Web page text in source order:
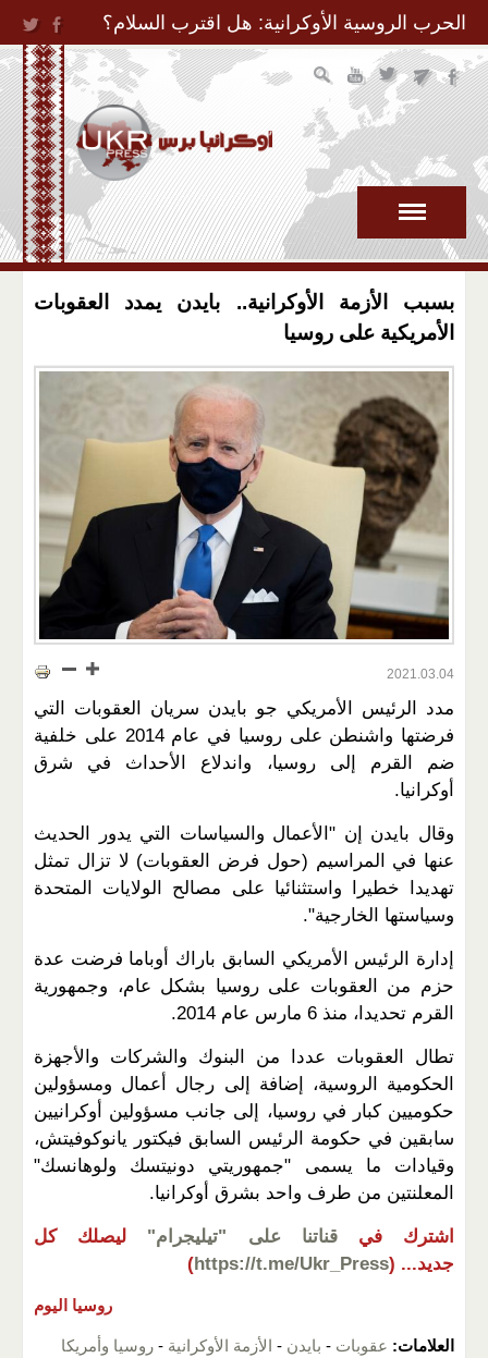
Jump to Navigation
الحرب الروسية الأوكرانية: هل اقترب السلام؟
بسبب الأزمة الأوكرانية.. بايدن يمدد العقوبات
الأمريكية على روسيا
2021.03.04
مدد الرئيس الأمريكي جو بايدن سريان العقوبات التي
فرضتها واشنطن على روسيا في عام 2014 على خلفية
ضم القرم إلى روسيا، واندلاع الأحداث في شرق
أوكرانيا.
وقال بايدن إن "الأعمال والسياسات التي يدور الحديث
عنها في المراسيم (حول فرض العقوبات) لا تزال تمثل
تهديدا خطيرا واستثنائيا على مصالح الولايات المتحدة
وسياستها الخارجية".
إدارة الرئيس الأمريكي السابق باراك أوباما فرضت عدة
حزم من العقوبات على روسيا بشكل عام، وجمهورية
القرم تحديدا، منذ 6 مارس عام 2014.
تطال العقوبات عددا من البنوك والشركات والأجهزة
الحكومية الروسية، إضافة إلى رجال أعمال ومسؤولين
حكوميين كبار في روسيا، إلى جانب مسؤولين أوكرانيين
سابقين في حكومة الرئيس السابق فيكتور يانوكوفيتش،
وقيادات ما يسمى "جمهوريتي دونيتسك ولوهانسك"
المعلنتين من طرف واحد بشرق أوكرانيا.
اشترك في قناتنا على "تيليجرام"
ليصلك كل
جديد... (
https://t.me/Ukr_Press
)
روسيا اليوم
العلامات: عقوبات - بايدن - الأزمة الأوكرانية - روسيا وأمريكا